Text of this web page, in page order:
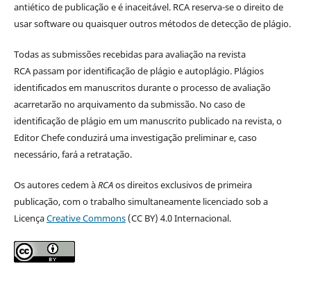
antiético de publicação e é inaceitável. RCA reserva-se o direito de
usar software ou quaisquer outros métodos de detecção de plágio.
Todas as submissões recebidas para avaliação na revista
RCA passam por identificação de plágio e autoplágio. Plágios
identificados em manuscritos durante o processo de avaliação
acarretarão no arquivamento da submissão. No caso de
identificação de plágio em um manuscrito publicado na revista, o
Editor Chefe conduzirá uma investigação preliminar e, caso
necessário, fará a retratação.
Os autores cedem àRCAos direitos exclusivos de primeira
publicação, com o trabalho simultaneamente licenciado sob a
LicençaCreative Commons(CC BY) 4.0 Internacional.